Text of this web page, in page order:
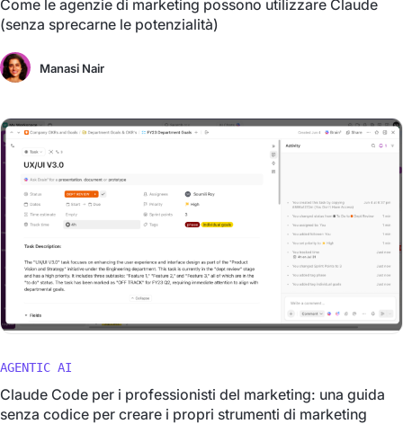
Come le agenzie di marketing possono utilizzare Claude
(senza sprecarne le potenzialità)
Manasi Nair
AGENTIC AI
Claude Code per i professionisti del marketing: una guida
senza codice per creare i propri strumenti di marketing